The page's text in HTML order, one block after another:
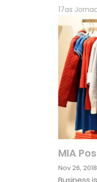
17as
MIA
Nov 26, 2018
Business